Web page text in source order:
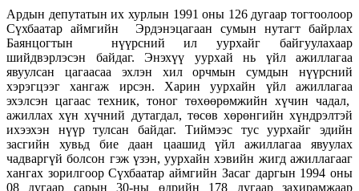
Ардын депутатын их хурлын 1991 оны 126 дугаар тогтоолоор
Сүхбаатар аймгийн Эрдэнэцагаан сумын нутагт байрлах
Баянцогтын нүүрсний ил уурхайг байгуулахаар
шийдвэрлэсэн байдаг. Энэхүү уурхай нь үйл ажиллагаа
явуулсан цагаасаа эхлэн хил орчмын сумдын нүүрсний
хэрэгцээг хангаж ирсэн. Харин уурхайн үйл ажиллагаа
эхэлсэн цагаас техник, тоног төхөөрөмжийн хүчин чадал,
ажиллах хүн хүчний дутагдал, төсөв хөрөнгийн хүндрэлтэй
ихээхэн нүүр тулсан байдаг. Тиймээс тус уурхайг эдийн
засгийн хувьд бие даан цаашид үйл ажиллагаа явуулах
чадваргүй болсон гэж үзэн, уурхайн хэвийн жигд ажиллагааг
хангах зорилгоор Сүхбаатар аймгийн Засаг даргын 1994 оны
08 дугаар сарын 30-ны өдрийн 178 дугаар захирамжаар